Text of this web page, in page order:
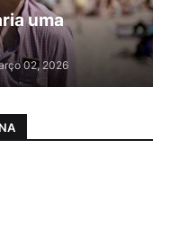
uma
02, 2026